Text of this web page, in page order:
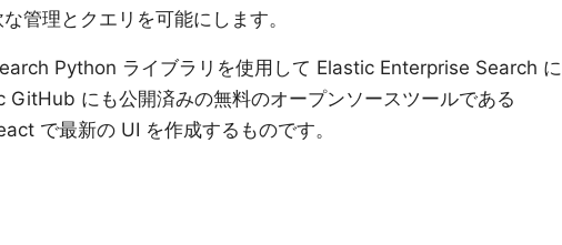
管理とクエリを可能にします。
Python ライブラリを使用して Elastic Enterprise Search に
GitHub にも公開済みの無料のオープンソースツールである
で最新の UI を作成するものです。